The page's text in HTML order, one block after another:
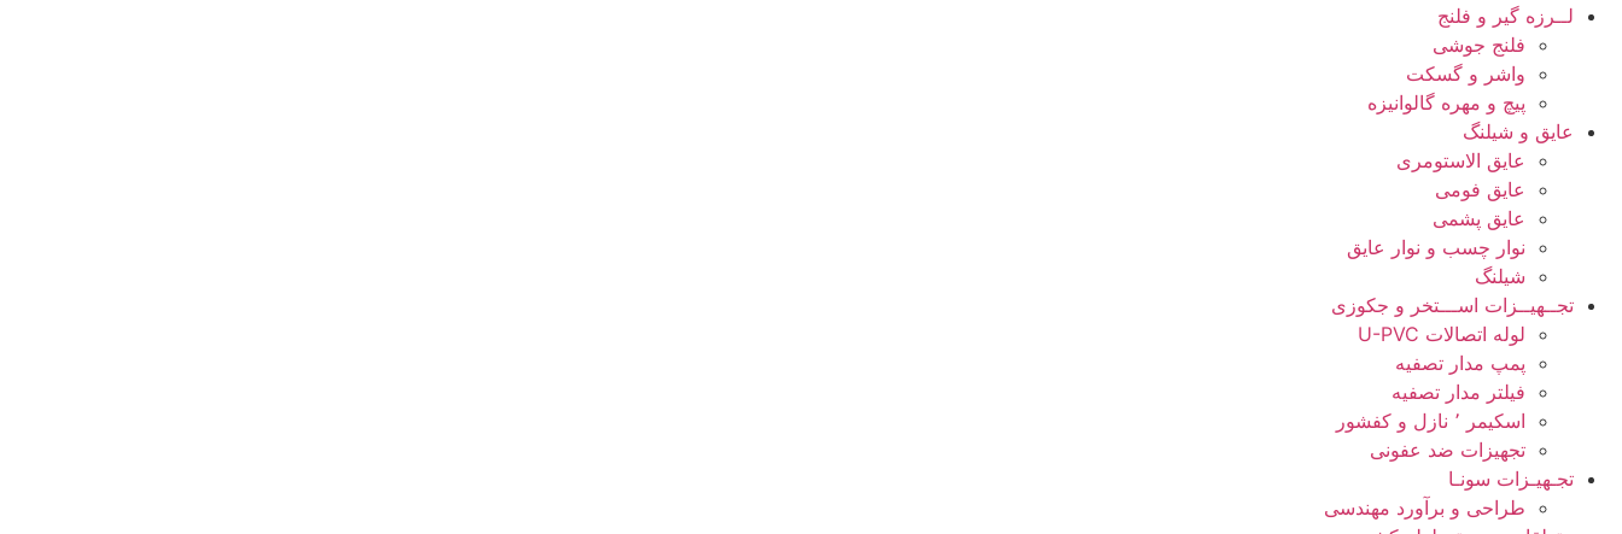
لــرزه گیر و فلنج
فلنج جوشی
واشر و گسکت
پیچ و مهره گالوانیزه
عایق و شیلنگ
عایق الاستومری
عایق فومی
عایق پشمی
نوار چسب و نوار عایق
شیلنگ
تجــهیــزات اســـتخر و جکوزی
لوله اتصالات U-PVC
پمپ مدار تصفیه
فیلتر مدار تصفیه
اسکیمر ٬ نازل و کفشور
تجهیزات ضد عفونی
تجـهیـزات سونـا
طراحی و برآورد مهندسی